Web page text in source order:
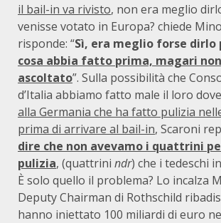
il bail-in va rivisto, non era meglio
venisse votato in Europa? chiede
risponde: “Sì, era meglio forse dirlo
cosa abbia fatto prima, magari
ascoltato”. Sulla possibilità che
d’Italia abbiamo fatto male il loro
alla Germania che ha fatto pulizia
prima di arrivare al bail-in, Scaroni
dire che non avevamo i quattrini
pulizia, (quattrini ndr) che i tedeschi
È solo quello il problema? Lo incalza
Deputy Chairman di Rothschild
hanno iniettato 100 miliardi di euro